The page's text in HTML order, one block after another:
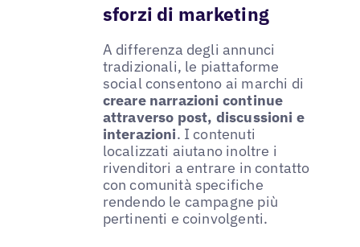
sforzi di marketing
A differenza degli annunci
tradizionali, le piattaforme
social consentono ai marchi di
creare narrazioni continue
attraverso post, discussioni e
interazioni. I contenuti
localizzati aiutano inoltre i
rivenditori a entrare in contatto
con comunità specifiche
rendendo le campagne più
pertinenti e coinvolgenti.